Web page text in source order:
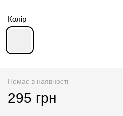
Колір
Немає в наявності
295 грн